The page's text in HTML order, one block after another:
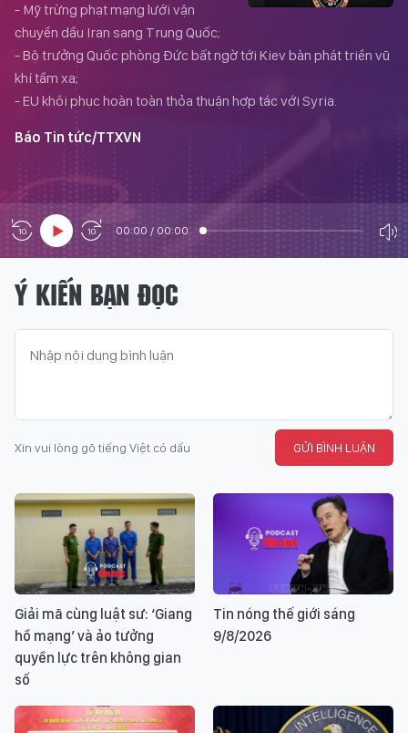
- Mỹ trừng phạt mạng lưới vận
chuyển dầu Iran sang Trung Quốc;
- Bộ trưởng Quốc phòng Đức bất ngờ tới Kiev bàn phát triển vũ
khí tầm xa;
- EU khôi phục hoàn toàn thỏa thuận hợp tác với Syria.
Báo Tin tức/TTXVN
00:00 / 00:00
Ý KIẾN BẠN ĐỌC
Xin vui lòng gõ tiếng Việt có dấu GỬI BÌNH LUẬN
Giải mã cùng luật sư: ‘Giang
hồ mạng’ và ảo tưởng
quyền lực trên không gian
số
Tin nóng thế giới sáng
9/8/2026